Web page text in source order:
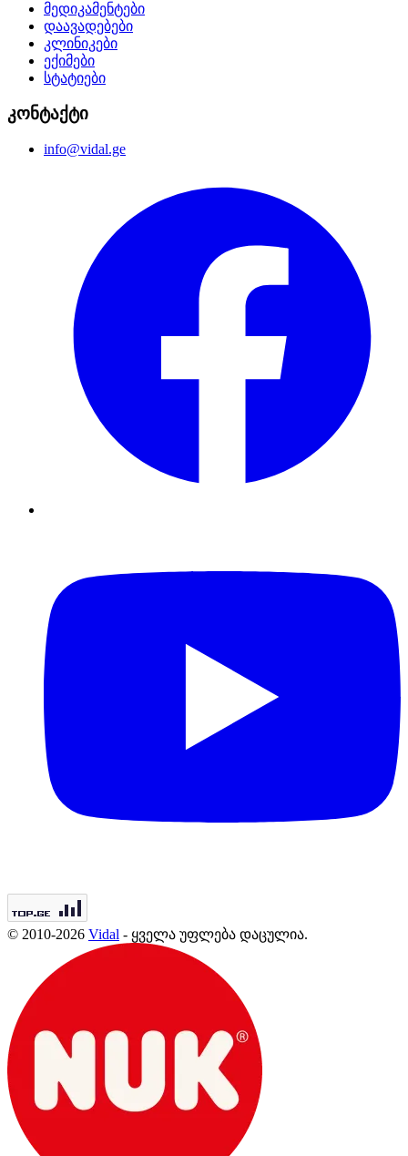
მედიკამენტები
დაავადებები
კლინიკები
ექიმები
სტატიები
კონტაქტი
info@vidal.ge
© 2010-2026 Vidal - ყველა უფლება დაცულია.